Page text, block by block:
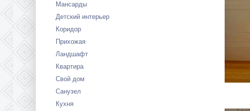
Мансарды
Детский интерьер
Коридор
Прихожая
Ландшафт
Квартира
Свой дом
Санузел
Кухня